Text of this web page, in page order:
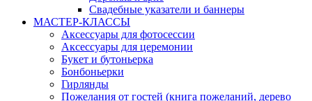
Свадебные указатели и баннеры
МАСТЕР-КЛАССЫ
Аксессуары для фотосессии
Аксессуары для церемонии
Букет и бутоньерка
Бонбоньерки
Гирлянды
Пожелания от гостей (книга пожеланий, дерево